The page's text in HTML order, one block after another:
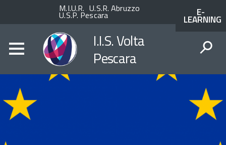
superiori
M.I.U.R. U.S.R. Abruzzo
U.S.P. Pescara AI
SERVIZI
SPID
E-
LEARNING
I.I.S. Volta
Pescara